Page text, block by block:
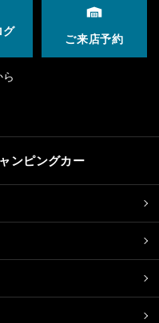
グ
ご来店予約
ンピングカー